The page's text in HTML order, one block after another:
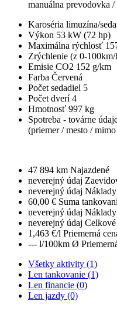
manuálna prevodovka /
Karoséria limuzína/
Výkon 53 kW (72 hp)
Maximálna rýchlosť
Zrýchlenie (z 0-100km/
Emisie CO2 152 g/km
Farba Červená
Počet sedadiel 5
Počet dverí4
Hmotnosť 997 kg
Spotreba - továrne
(priemer / mesto / mimo
47 894 km Najazdené
neverejný údaj
neverejný údaj Náklady
60,00 € Suma
neverejný údaj
neverejný údaj
1,463 €/l Priemerná
--- l/100km Ø
Všetky aktivity (1)
Len tankovanie (1)
Len financie (0)
Len jazdy (0)